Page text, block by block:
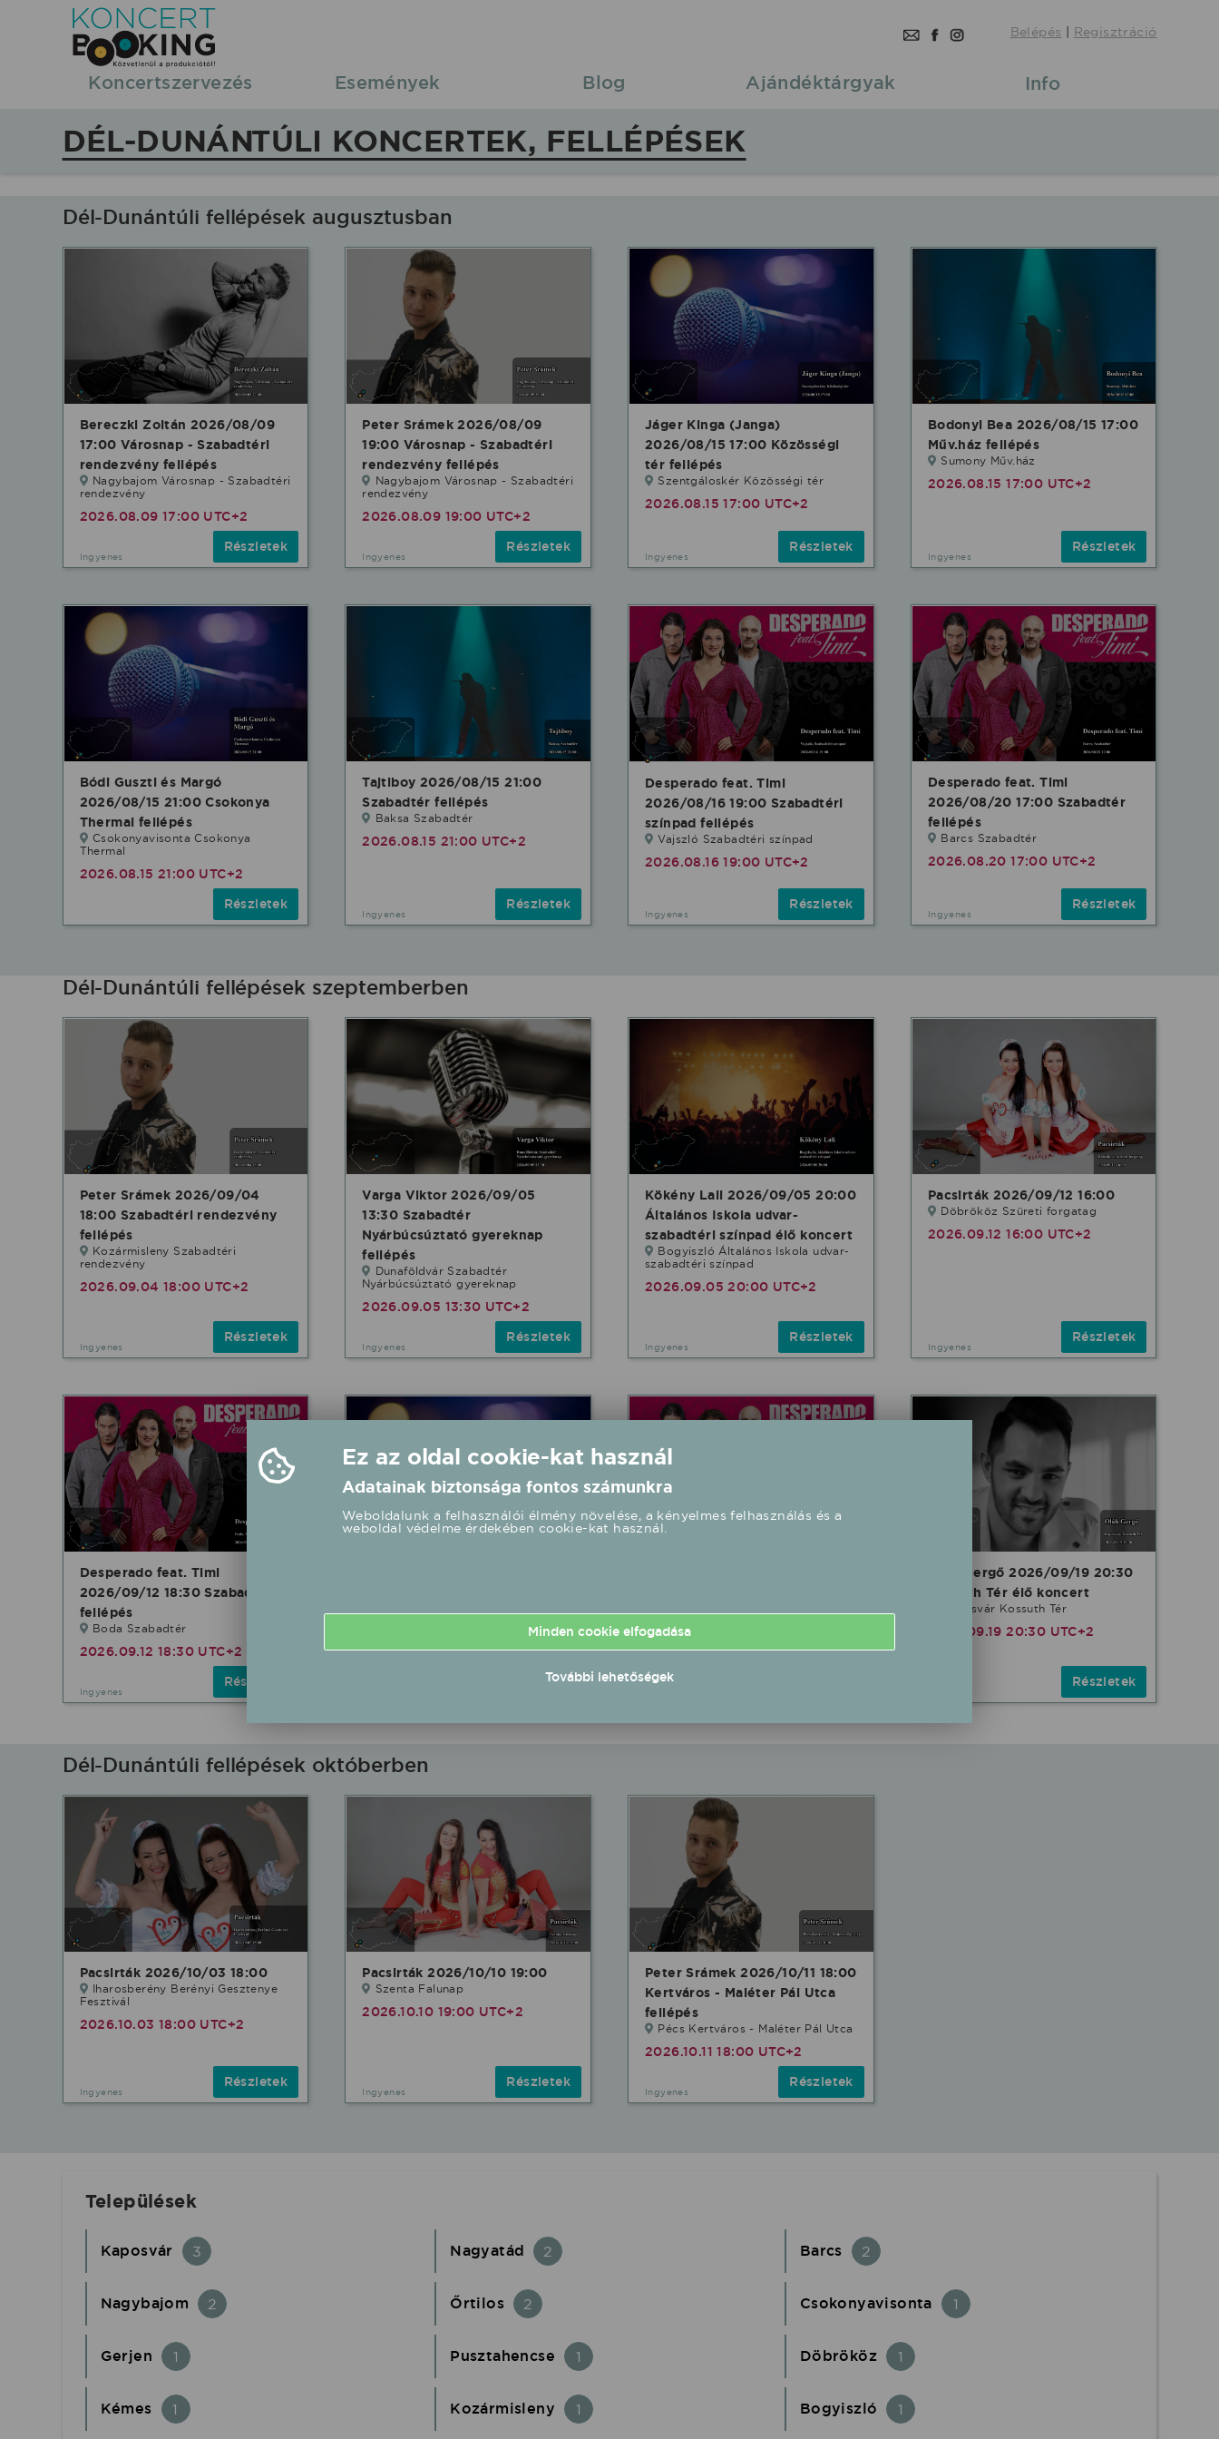
Koncertbooking
Koncertszervezés
Koncertek
régióban
Belépés | Regisztráció
Koncertszervezés Események Blog Ajándéktárgyak Info
DÉL-DUNÁNTÚLI KONCERTEK, FELLÉPÉSEK
Dél-Dunántúli fellépések augusztusban
Bereczki Zoltán 2026/08/09
17:00 Városnap - Szabadtéri
rendezvény fellépés
Nagybajom Városnap - Szabadtéri
rendezvény
2026.08.09 17:00 UTC+2
Ingyenes
Részletek
Peter Srámek 2026/08/09
19:00 Városnap - Szabadtéri
rendezvény fellépés
Nagybajom Városnap - Szabadtéri
rendezvény
2026.08.09 19:00 UTC+2
Ingyenes
Részletek
Jáger Kinga (Janga)
2026/08/15 17:00 Közösségi
tér fellépés
Szentgáloskér Közösségi tér
2026.08.15 17:00 UTC+2
Ingyenes
Részletek
Bodonyi Bea 2026/08/15 17:00
Műv.ház fellépés
Sumony Műv.ház
2026.08.15 17:00 UTC+2
Ingyenes
Részletek
Bódi Guszti és Margó
2026/08/15 21:00 Csokonya
Thermal fellépés
Csokonyavisonta Csokonya
Thermal
2026.08.15 21:00 UTC+2
Részletek
Tajtiboy 2026/08/15 21:00
Szabadtér fellépés
Baksa Szabadtér
2026.08.15 21:00 UTC+2
Ingyenes
Részletek
Desperado feat. Timi
2026/08/16 19:00 Szabadtéri
színpad fellépés
Vajszló Szabadtéri színpad
2026.08.16 19:00 UTC+2
Ingyenes
Részletek
Desperado feat. Timi
2026/08/20 17:00 Szabadtér
fellépés
Barcs Szabadtér
2026.08.20 17:00 UTC+2
Ingyenes
Részletek
Dél-Dunántúli fellépések szeptemberben
Peter Srámek 2026/09/04
18:00 Szabadtéri rendezvény
fellépés
Kozármisleny Szabadtéri
rendezvény
2026.09.04 18:00 UTC+2
Ingyenes
Részletek
Varga Viktor 2026/09/05
13:30 Szabadtér
Nyárbúcsúztató gyereknap
fellépés
Dunaföldvár Szabadtér
Nyárbúcsúztató gyereknap
2026.09.05 13:30 UTC+2
Ingyenes
Részletek
Kökény Lali 2026/09/05 20:00
Általános Iskola udvar-
szabadtéri színpad élő koncert
Bogyiszló Általános Iskola udvar-
szabadtéri színpad
2026.09.05 20:00 UTC+2
Ingyenes
Részletek
Pacsirták 2026/09/12 16:00
Döbrököz Szüreti forgatag
2026.09.12 16:00 UTC+2
Ingyenes
Részletek
Desperado feat. Timi
2026/09/12 18:30 Szabadtér
fellépés
Boda Szabadtér
2026.09.12 18:30 UTC+2
Ingyenes
Részletek
2026.09.12 20:00 UTC+2
Részletek
fellépés
Gerjen Sportpálya
2026.09.12 20:30 UTC+2
Oláh Gergő 2026/09/19 20:30
Kossuth Tér élő koncert
Kaposvár Kossuth Tér
2026.09.19 20:30 UTC+2
Részletek
Dél-Dunántúli fellépések októberben
Pacsirták 2026/10/03 18:00
Iharosberény Berényi Gesztenye
Fesztivál
2026.10.03 18:00 UTC+2
Ingyenes
Részletek
Pacsirták 2026/10/10 19:00
Szenta Falunap
2026.10.10 19:00 UTC+2
Ingyenes
Részletek
Peter Srámek 2026/10/11 18:00
Kertváros - Maléter Pál Utca
fellépés
Pécs Kertváros - Maléter Pál Utca
2026.10.11 18:00 UTC+2
Ingyenes
Részletek
Települések
Kaposvár 3 Nagyatád 2 Barcs 2
Nagybajom 2 Őrtilos 2 Csokonyavisonta 1
Gerjen 1 Pusztahencse 1 Döbrököz 1
Kémes 1 Kozármisleny 1 Bogyiszló 1
Ez az oldal cookie-kat használ
Adatainak biztonsága fontos számunkra
Weboldalunk a felhasználói élmény növelése, a kényelmes felhasználás és a
weboldal védelme érdekében cookie-kat használ.
Minden cookie elfogadása
További lehetőségek